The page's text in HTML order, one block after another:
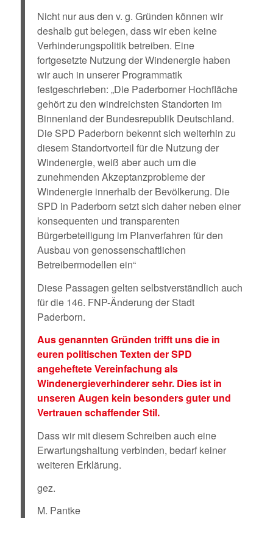
Nicht nur aus den v. g. Gründen können wir
deshalb gut belegen, dass wir eben keine
Verhinderungspolitik betreiben. Eine
fortgesetzte Nutzung der Windenergie haben
wir auch in unserer Programmatik
festgeschrieben: „Die Paderborner Hochfläche
gehört zu den windreichsten Standorten im
Binnenland der Bundesrepublik Deutschland.
Die SPD Paderborn bekennt sich weiterhin zu
diesem Standortvorteil für die Nutzung der
Windenergie, weiß aber auch um die
zunehmenden Akzeptanzprobleme der
Windenergie innerhalb der Bevölkerung. Die
SPD in Paderborn setzt sich daher neben einer
konsequenten und transparenten
Bürgerbeteiligung im Planverfahren für den
Ausbau von genossenschaftlichen
Betreibermodellen ein“
Diese Passagen gelten selbstverständlich auch
für die 146. FNP-Änderung der Stadt
Paderborn.
Aus genannten Gründen trifft uns die in
euren politischen Texten der SPD
angeheftete Vereinfachung als
Windenergieverhinderer sehr. Dies ist in
unseren Augen kein besonders guter und
Vertrauen schaffender Stil.
Dass wir mit diesem Schreiben auch eine
Erwartungshaltung verbinden, bedarf keiner
weiteren Erklärung.
gez.
M. Pantke